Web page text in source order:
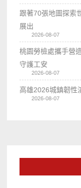
跟著70張地圖探索
展出
2026-08-07
桃園勞檢處攜手營
守護工安
2026-08-07
高雄2026城鎮韌性
2026-08-07